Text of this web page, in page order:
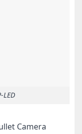
LED
Camera